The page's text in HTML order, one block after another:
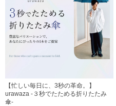
【忙しい毎日に、3秒の革命。】
urawaza -３秒でたためる折りたたみ
傘-